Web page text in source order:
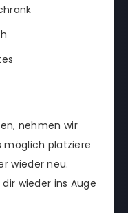
nehmen wir
möglich platziere
wieder neu.
wieder ins Auge